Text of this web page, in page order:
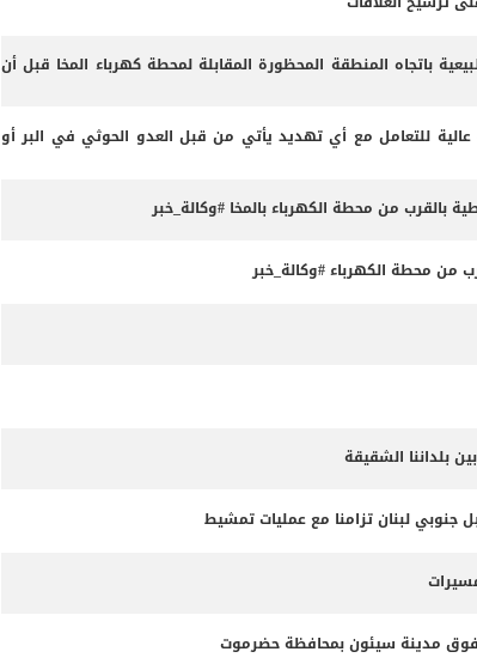
باتجاه المنطقة المحظورة المقابلة لمحطة كهرباء المخا قبل أن
للتعامل مع أي تهديد يأتي من قبل العدو الحوثي في البر أو
بالقرب من محطة الكهرباء بالمخا #وكالة_خبر
محطة الكهرباء #وكالة_خبر
بلداننا الشقيقة
جنوبي لبنان تزامنا مع عمليات تمشيط
فوق مدينة سيئون بمحافظة حضرموت